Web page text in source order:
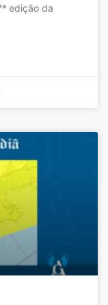
edição da